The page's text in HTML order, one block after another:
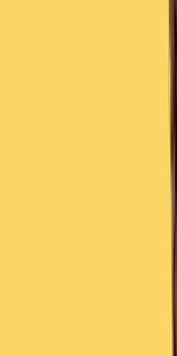
περάσει όλη του τη
βρίσκεται μπροστά
Ντέξτερ γνωρίζονται
ημέρα καθένας πρέπει
βρίσκονται τον
Θα ανακαλύψουν ότι
Η γνώμη των